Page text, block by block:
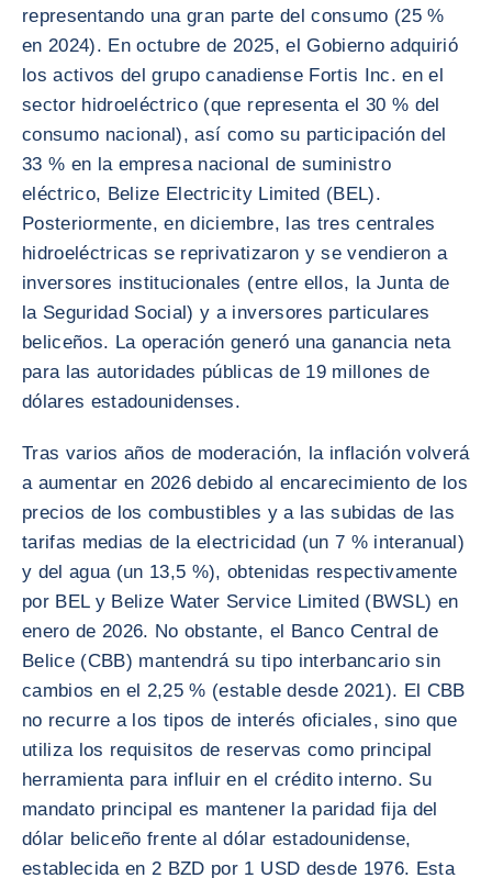
representando una gran parte del consumo (25 %
en 2024). En octubre de 2025, el Gobierno adquirió
los activos del grupo canadiense Fortis Inc. en el
sector hidroeléctrico (que representa el 30 % del
consumo nacional), así como su participación del
33 % en la empresa nacional de suministro
eléctrico, Belize Electricity Limited (BEL).
Posteriormente, en diciembre, las tres centrales
hidroeléctricas se reprivatizaron y se vendieron a
inversores institucionales (entre ellos, la Junta de
la Seguridad Social) y a inversores particulares
beliceños. La operación generó una ganancia neta
para las autoridades públicas de 19 millones de
dólares estadounidenses.
Tras varios años de moderación, la inflación volverá
a aumentar en 2026 debido al encarecimiento de los
precios de los combustibles y a las subidas de las
tarifas medias de la electricidad (un 7 % interanual)
y del agua (un 13,5 %), obtenidas respectivamente
por BEL y Belize Water Service Limited (BWSL) en
enero de 2026. No obstante, el Banco Central de
Belice (CBB) mantendrá su tipo interbancario sin
cambios en el 2,25 % (estable desde 2021). El CBB
no recurre a los tipos de interés oficiales, sino que
utiliza los requisitos de reservas como principal
herramienta para influir en el crédito interno. Su
mandato principal es mantener la paridad fija del
dólar beliceño frente al dólar estadounidense,
establecida en 2 BZD por 1 USD desde 1976. Esta